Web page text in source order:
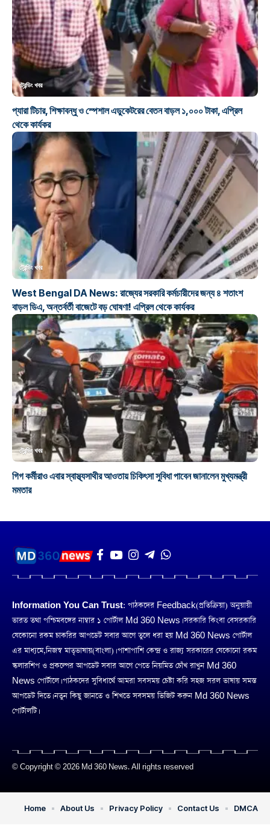
ট্রেন্ডিং খবর
প্যারা টিচার, শিক্ষাবন্ধু ও স্পেশাল এডুকেটরের বেতন বাড়ল ১,০০০ টাকা, এপ্রিল
থেকে কার্যকর
ট্রেন্ডিং খবর
West Bengal DA News: রাজ্যের সরকারি কর্মচারীদের জন্য ৪ শতাংশ
বাড়ল ডিএ, অন্তর্বর্তী বাজেটে বড় ঘোষণা! এপ্রিল থেকে কার্যকর
ট্রেন্ডিং খবর
গিগ কর্মীরাও এবার স্বাস্থ্যসাথীর আওতায় চিকিৎসা সুবিধা পাবেন জানালেন মুখ্যমন্ত্রী
মমতার
Information You Can Trust: পাঠকদের Feedback(প্রতিক্রিয়া) অনুয়ায়ী
ভারত তথা পশ্চিমবঙ্গের নাম্বার ১ পোর্টাল Md 360 News। সরকারি কিংবা বেসরকারি
যেকোনো রকম চাকরির আপডেট সবার আগে তুলে ধরা হয় Md 360 News পোর্টাল
এর মাধ্যমে,নিজস্ব মাতৃভাষায়(বাংলা)। পাশাপাশি কেন্দ্র ও রাজ্য সরকারের যেকোনো রকম
স্কলারশিপ ও প্রকল্পের আপডেট সবার আগে পেতে নিয়মিত চোঁখ রাখুন Md 360
News পোর্টালে। পাঠকদের সুবিধার্থে আমরা সবসময় চেষ্টা করি সহজ সরল ভাষায় সমস্ত
আপডেট দিতে। নতুন কিছু জানতে ও শিখতে সবসময় ভিজিট করুন Md 360 News
পোর্টালটি।
© Copyright © 2026 Md 360 News. All rights reserved
Home About Us Privacy Policy Contact Us DMCA